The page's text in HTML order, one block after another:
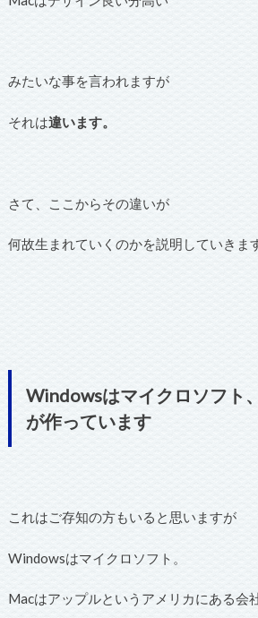
みたいな事を言われますが
それは違います。
さて、ここからその違いが
何故生まれていくのかを説明していきま
Windowsはマイクロソフト
が作っています
これはご存知の方もいると思いますが
Windowsはマイクロソフト。
Macはアップルというアメリカにある会